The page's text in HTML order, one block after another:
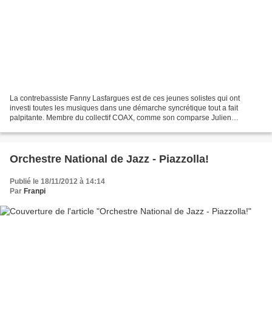
La contrebassiste Fanny Lasfargues est de ces jeunes solistes qui ont
investi toutes les musiques dans une démarche syncrétique tout a fait
palpitante. Membre du collectif COAX, comme son comparse Julien
Orchestre National de Jazz - Piazzolla!
Publié le 18/11/2012 à 14:14
Par Franpi